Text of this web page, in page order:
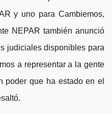
y uno para Cambiemos,
NEPAR también anunció
judiciales disponibles para
a representar a la gente
poder que ha estado en el